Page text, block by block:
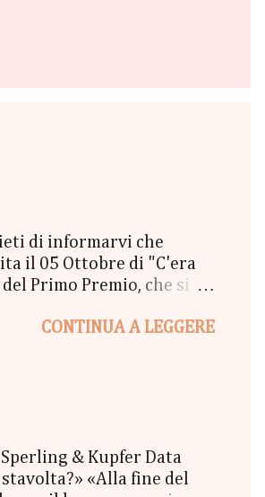
di informarvi che
il 05 Ottobre di "C'era
Primo Premio, che si
Messaggio in bottiglia
CONTINUA A LEGGERE
& Kupfer Data
«Alla fine del